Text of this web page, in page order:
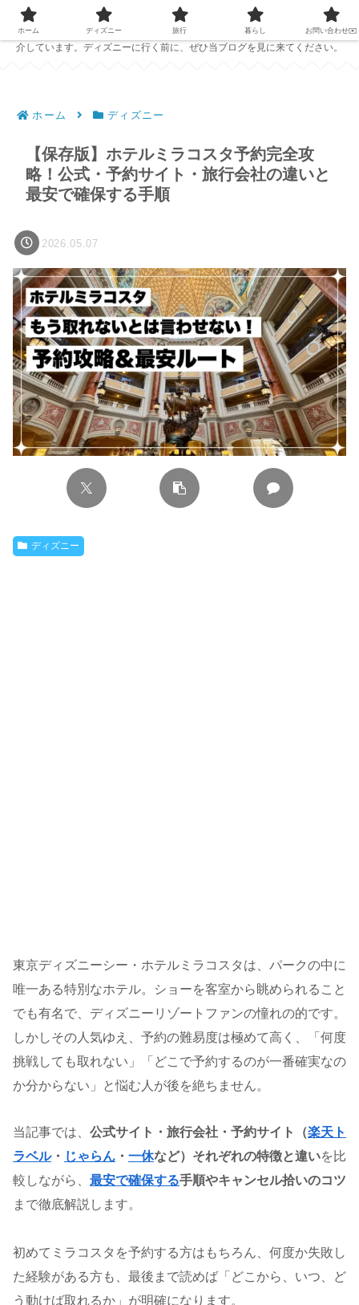
PC1台で仕事をしている夫婦が、ディズニーの準備に役立つ情報を発信中！
ホテルレビューやおすすめのパークフード、ディズニーで役立つアイテムを紹
介しています。ディズニーに行く前に、ぜひ当ブログを見に来てください。
ホーム ディズニー
【保存版】ホテルミラコスタ予約完全攻
略！公式・予約サイト・旅行会社の違いと
最安で確保する手順
2026.05.07
ディズニー
東京ディズニーシー・ホテルミラコスタは、パークの中に
唯一ある特別なホテル。ショーを客室から眺められること
でも有名で、ディズニーリゾートファンの憧れの的です。
しかしその人気ゆえ、予約の難易度は極めて高く、「何度
挑戦しても取れない」「どこで予約するのが一番確実なの
か分からない」と悩む人が後を絶ちません。
当記事では、 公式サイト・旅行会社・予約サイト（楽天ト
ラベル・ じゃらん ・ 一休など）それぞれの特徴と違いを比
較しながら、 最安で確保する手順やキャンセル拾いのコツ
まで徹底解説します。
初めてミラコスタを予約する方はもちろん、何度か失敗し
た経験がある方も、最後まで読めば「どこから、いつ、ど
う動けば取れるか」が明確になります。
ホーム ディズニー 旅行 暮らし お問い合わせ✉️